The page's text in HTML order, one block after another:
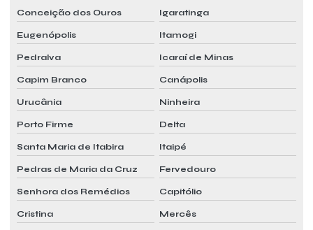
Conceição dos Ouros Igaratinga
Eugenópolis Itamogi
Pedralva Icaraí de Minas
Capim Branco Canápolis
Urucânia Ninheira
Porto Firme Delta
Santa Maria de Itabira Itaipé
Pedras de Maria da Cruz Fervedouro
Senhora dos Remédios Capitólio
Cristina Mercês